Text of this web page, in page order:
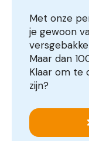
Met onze
je gewoon
Maar dan
Klaar om te
zijn?